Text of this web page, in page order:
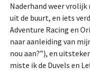
Naderhand weer
uit de buurt, en iets
Adventure Racing en
naar aanleiding van
nou aan?”), en
miste ik de Duvels en